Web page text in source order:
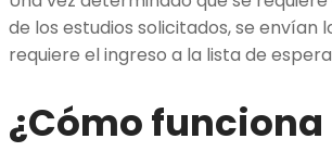
de los estudios solicitados, se envían
requiere el ingreso a la lista de
¿Cómo